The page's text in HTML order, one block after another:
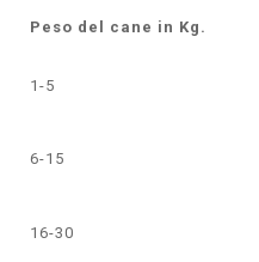
Peso del cane in Kg.
1-5
6-15
16-30